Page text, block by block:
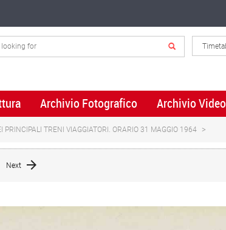
Archivio Fotografico Archivio Video
PRINCIPALI TRENI VIAGGIATORI. ORARIO 31 MAGGIO 1964
Next